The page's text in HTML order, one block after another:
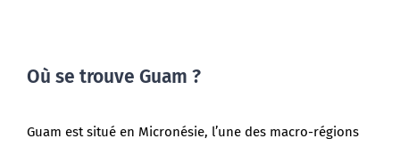
Où se trouve Guam ?
Guam est situé en Micronésie, l’une des macro-régions